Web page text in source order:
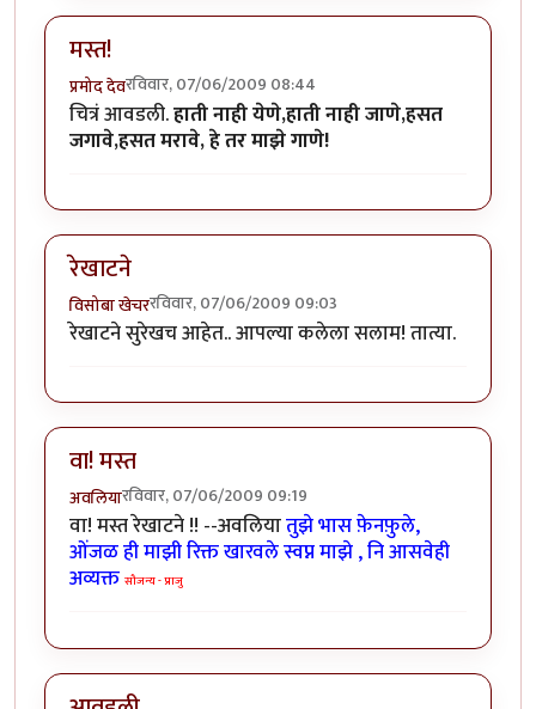
मस्त!
प्रमोद देवरविवार, 07/06/2009 08:44
चित्रं आवडली.हाती नाही येणे,हाती नाही जाणे,हसत
जगावे,हसत मरावे, हे तर माझे गाणे!
रेखाटने
विसोबा खेचररविवार, 07/06/2009 09:03
रेखाटने सुरेखच आहेत.. आपल्या कलेला सलाम! तात्या.
वा! मस्त
अवलियारविवार, 07/06/2009 09:19
वा! मस्त रेखाटने !! --अवलियातुझे भास फ़ेनफ़ुले,
ओंजळ ही माझी रिक्त खारवले स्वप्न माझे , नि आसवेही
अव्यक्त सौजन्य - प्राजु